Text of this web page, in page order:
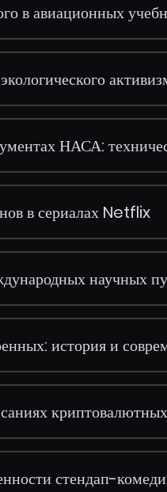
в авиационных
НАСА:
в сериалах Netflix
научных
история и
стендап-